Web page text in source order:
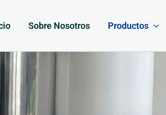
Sobre Nosotros Productos